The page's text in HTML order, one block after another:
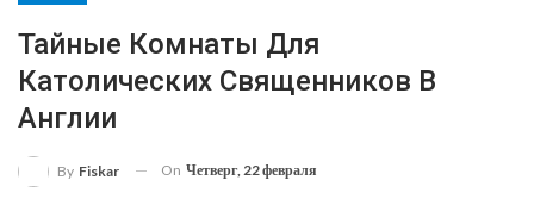
Тайные Комнаты Для
Католических Священников В
Англии
By Fiskar On Четверг, 22 февраля